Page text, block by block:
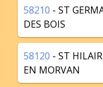
58210 - ST
DES BOIS
58120 - ST
EN MORVAN